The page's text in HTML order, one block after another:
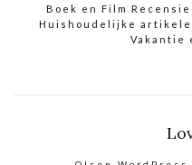
Boek en Film
Huishoudelijke
Vakantie